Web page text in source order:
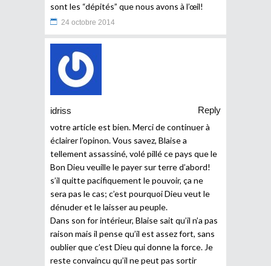
sont les “dépités” que nous avons à l’œil!
24 octobre 2014
idriss
Reply
votre article est bien. Merci de continuer à
éclairer l’opinon. Vous savez, Blaise a
tellement assassiné, volé pillé ce pays que le
Bon Dieu veuille le payer sur terre d’abord!
s’il quitte pacifiquement le pouvoir, ça ne
sera pas le cas; c’est pourquoi Dieu veut le
dénuder et le laisser au peuple.
Dans son for intérieur, Blaise sait qu’il n’a pas
raison mais il pense qu’il est assez fort, sans
oublier que c’est Dieu qui donne la force. Je
reste convaincu qu’il ne peut pas sortir